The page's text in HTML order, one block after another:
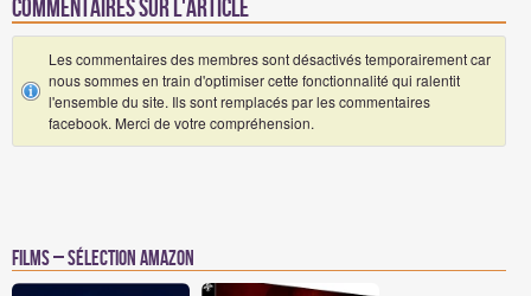
Commentaires sur l'article
Les commentaires des membres sont désactivés temporairement car
nous sommes en train d'optimiser cette fonctionnalité qui ralentit
l'ensemble du site. Ils sont remplacés par les commentaires
facebook. Merci de votre compréhension.
Films – Sélection Amazon